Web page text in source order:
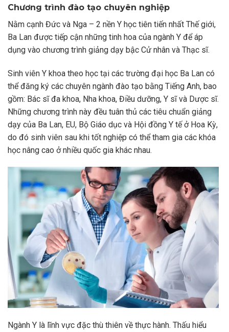
Chương trình đào tạo chuyên nghiệp
Nằm cạnh Đức và Nga – 2 nền Y học tiên tiến nhất Thế giới,
Ba Lan được tiếp cận những tinh hoa của ngành Y để áp
dụng vào chương trình giảng dạy bậc Cử nhân và Thạc sĩ.
Sinh viên Y khoa theo học tại các trường đại học Ba Lan có
thể đăng ký các chuyên ngành đào tạo bằng Tiếng Anh, bao
gồm: Bác sĩ đa khoa, Nha khoa, Điều dưỡng, Y sĩ và Dược sĩ.
Những chương trình này đều tuân thủ các tiêu chuẩn giảng
dạy của Ba Lan, EU, Bộ Giáo dục và Hội đồng Y tế ở Hoa Kỳ,
do đó sinh viên sau khi tốt nghiệp có thể tham gia các khóa
học nâng cao ở nhiều quốc gia khác nhau.
Ngành Y là lĩnh vực đặc thù thiên về thực hành. Thấu hiểu